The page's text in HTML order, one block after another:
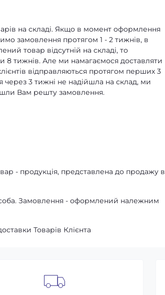
на складі. Якщо в момент оформлення
замовлення протягом 1 - 2 тижнів, в
товар відсутній на складі, то
8 тижнів. Але ми намагаємося доставляти
відправляються протягом перших 3
через 3 тижні не надійшла на склад, ми
Вам решту замовлення.
- продукція, представлена ​​до продажу в
Замовлення - оформлений належним
Товарів Клієнта